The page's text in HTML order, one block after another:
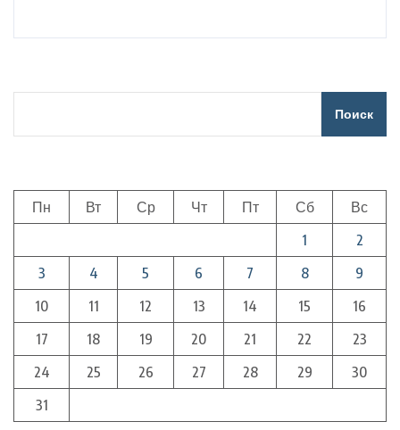
Поиск
Пн Вт Ср Чт Пт Сб
Вс
1
2
3
4 5 6 7 8
9
10
11 12 13 14 15
16
17
18 19 20 21 22
23
24
25 26 27 28 29
30
31